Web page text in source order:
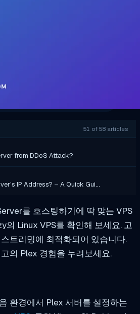
51 of 58 articles
from DDoS Attack?
IP Address? – A Quick Gui…
를 호스팅하기에 딱 맞는 VPS
의 Linux VPS를 확인해 보세요. 고
트리밍에 최적화되어 있습니다.
의 Plex 경험을 누려보세요.
환경에서 Plex 서버를 설정하는